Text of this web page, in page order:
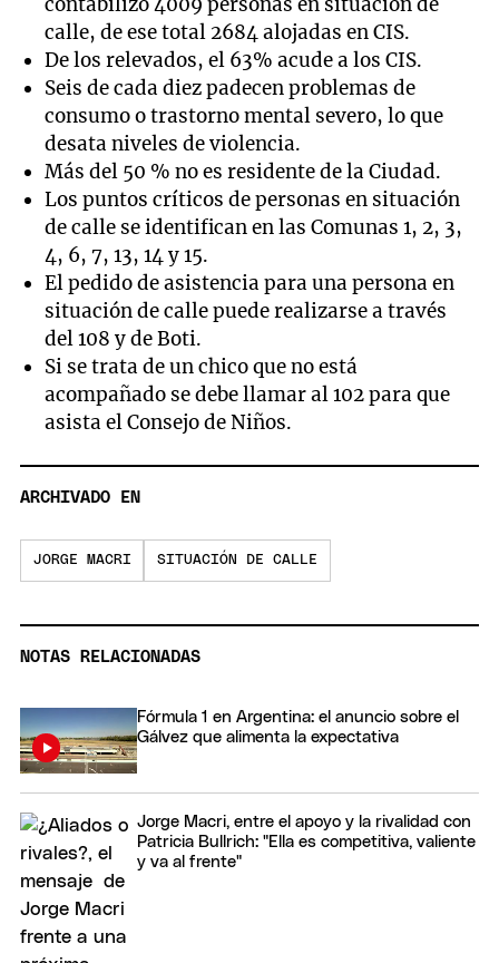
calle, de ese total 2684 alojadas en CIS.
De los relevados, el 63% acude a los CIS.
Seis de cada diez padecen problemas de
consumo o trastorno mental severo, lo que
desata niveles de violencia.
Más del 50 % no es residente de la Ciudad.
Los puntos críticos de personas en situación
de calle se identifican en las Comunas 1, 2, 3,
4, 6, 7, 13, 14 y 15.
El pedido de asistencia para una persona en
situación de calle puede realizarse a través
del 108 y de Boti.
Si se trata de un chico que no está
acompañado se debe llamar al 102 para que
asista el Consejo de Niños.
ARCHIVADO EN
JORGE MACRI SITUACIÓN DE CALLE
NOTAS RELACIONADAS
Fórmula 1 en Argentina: el anuncio sobre el
Gálvez que alimenta la expectativa
Jorge Macri, entre el apoyo y la rivalidad con
Patricia Bullrich: "Ella es competitiva, valiente
y va al frente"